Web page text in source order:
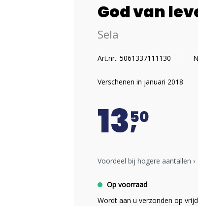
God van
Sela
Art.nr.: 5061337111130
Verschenen in januari 2018
1350
Voordeel bij hogere aantallen ›
Op voorraad
Wordt aan u verzonden op